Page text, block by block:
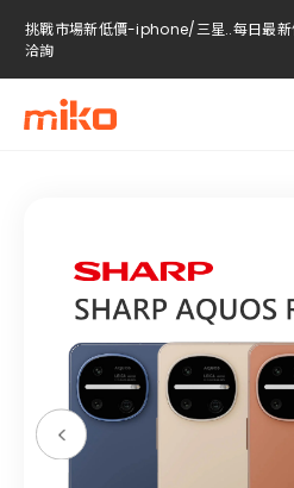
挑戰市場新低價-iphone/三星..每日最新
洽詢
挑戰市場新低價-iphone/三星..每日最
洽詢
挑戰市場新低價-iphone/三星..每日最